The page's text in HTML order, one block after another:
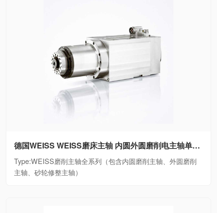
德国WEISS WEISS磨床主轴 内圆外圆磨削电主轴单元WEISS磨削主轴全系列（包含内圆磨削主轴、外圆磨削主轴、砂轮修整主轴）
Type:WEISS磨削主轴全系列（包含内圆磨削主轴、外圆磨削
主轴、砂轮修整主轴）